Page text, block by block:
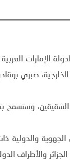
الإمارات
الخارجية، صبري
وستسمح
والدولية
والأطراف